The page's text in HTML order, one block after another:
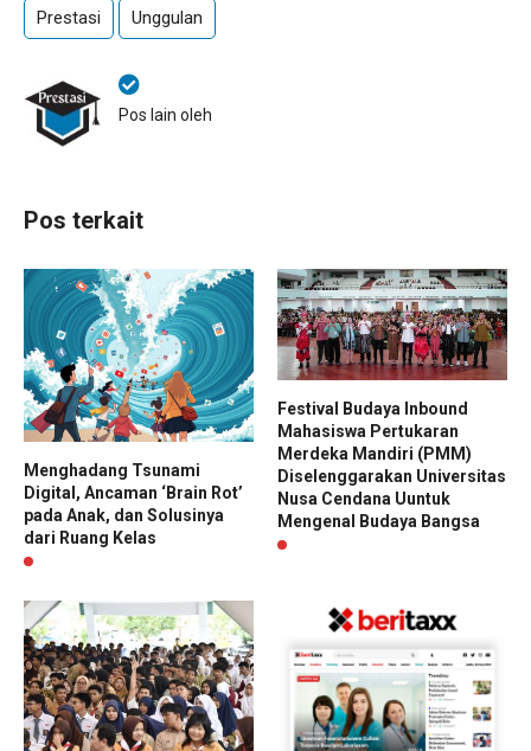
Prestasi Unggulan
Pos lain oleh
Pos terkait
Menghadang Tsunami
Digital, Ancaman ‘Brain Rot’
pada Anak, dan Solusinya
dari Ruang Kelas
Festival Budaya Inbound
Mahasiswa Pertukaran
Merdeka Mandiri (PMM)
Diselenggarakan Universitas
Nusa Cendana Uuntuk
Mengenal Budaya Bangsa